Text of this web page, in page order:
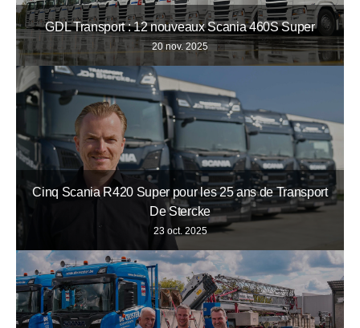
GDL Transport : 12 nouveaux Scania 460S Super
20 nov. 2025
Cinq Scania R420 Super pour les 25 ans de Transport
De Stercke
23 oct. 2025